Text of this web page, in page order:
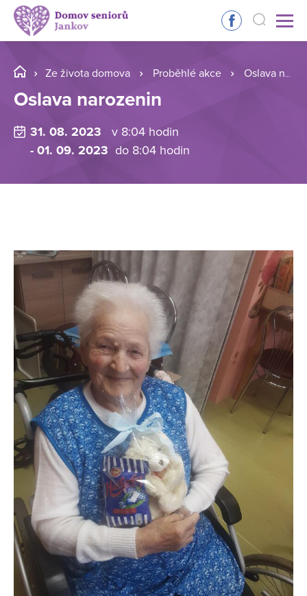
Ze života domova Proběhlé akce Oslava narozenin
Oslava narozenin
31. 08. 2023
v 8:04 hodin
- 01. 09. 2023 do 8:04 hodin